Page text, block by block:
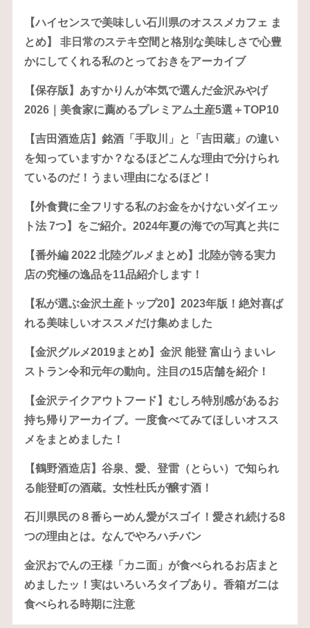
【ハイセンスで美味しい石川県のオススメカフェ ま
とめ】 非日常のステキ空間と格別な美味しさで心豊
かにしてくれる私のとっておきをアーカイブ
【保存版】あすかりんが本気で選んだ金沢みやげ
2026｜美食家に薦めるプレミアム土産5選＋TOP10
【吉田酒造店】銘酒「手取川」と「吉田蔵」の違い
を知っていますか？なるほどこんな理由で分けられ
ているのだ！うまい理由になるほど！
【外食費に全フリする私のお金をかけないダイエッ
ト法 7つ】をご紹介。2024年夏の海での写真と共に
【番外編 2022 北陸グルメまとめ】北陸が誇る実力
店の究極の逸品を11品紹介します！
【私が選ぶ金沢土産トップ20】2023年版！絶対喜ば
れる美味しいオススメだけ集めました
【金沢グルメ2019まとめ】金沢 能登 富山うまいレ
ストラン令和元年の動向。注目の15店舗を紹介！
【金沢テイクアウトフード】むしろ特別感があるお
持ち帰りアーカイブ。一度食べてみてほしいオスス
メをまとめました！
【鶴野酒造店】谷泉、愛、登雷（とらい）で知られ
る能登町の酒蔵。女性杜氏が醸す酒！
石川県民の８番らーめん愛がスゴイ！愛され続ける8
つの理由とは。なんでやろハチバン
金沢おでんの王様「カニ面」が食べられるお店まと
めましたッ！実はいろいろタイプあり。香箱ガニは
食べられる時期に注意